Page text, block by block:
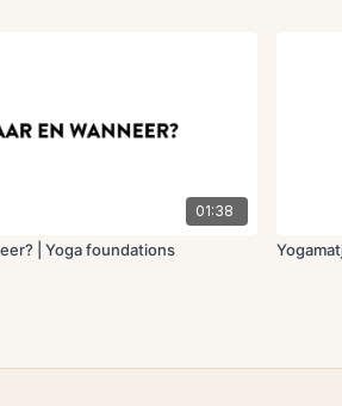
01:38
| Yoga foundations